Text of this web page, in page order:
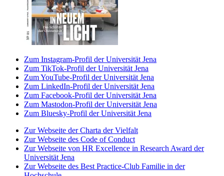
Zum Instagram-Profil der Universität Jena
Zum TikTok-Profil der Universität Jena
Zum YouTube-Profil der Universität Jena
Zum LinkedIn-Profil der Universität Jena
Zum Facebook-Profil der Universität Jena
Zum Mastodon-Profil der Universität Jena
Zum Bluesky-Profil der Universität Jena
Zur Webseite der Charta der Vielfalt
Zur Webseite des Code of Conduct
Zur Webseite von HR Excellence in Research Award der
Universität Jena
Zur Webseite des Best Practice-Club Familie in der